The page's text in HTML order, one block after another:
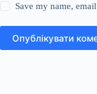
Save my name,
Опублікувати